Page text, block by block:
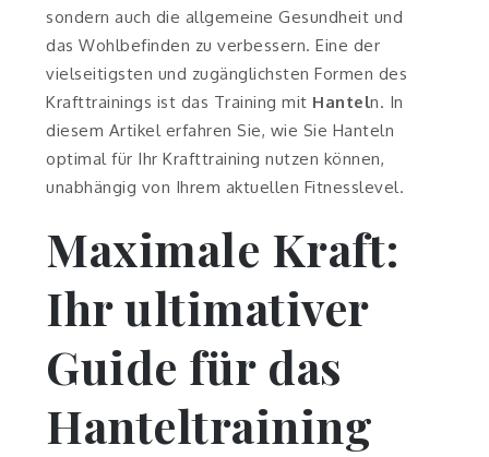
sondern auch die allgemeine Gesundheit und
das Wohlbefinden zu verbessern. Eine der
vielseitigsten und zugänglichsten Formen des
Krafttrainings ist das Training mit Hanteln. In
diesem Artikel erfahren Sie, wie Sie Hanteln
optimal für Ihr Krafttraining nutzen können,
unabhängig von Ihrem aktuellen Fitnesslevel.
Maximale Kraft:
Ihr ultimativer
Guide für das
Hanteltraining